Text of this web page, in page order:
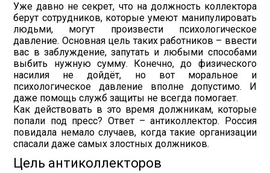
Уже давно не секрет, что на должность коллектора
берут сотрудников, которые умеют манипулировать
людьми, могут произвести психологическое
давление. Основная цель таких работников – ввести
вас в заблуждение, запутать и любыми способами
выбить нужную сумму. Конечно, до физического
насилия не дойдёт, но вот моральное и
психологическое давление вполне допустимо. И
даже помощь служб защиты не всегда помогает.
Как действовать в это время должникам, которые
попали под пресс? Ответ – антиколлектор. Россия
повидала немало случаев, когда такие организации
спасали даже самых злостных должников.
Цель антиколлекторов